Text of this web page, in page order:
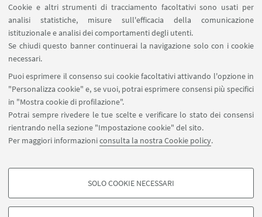
Cookie e altri strumenti di tracciamento facoltativi sono usati per
analisi statistiche, misure sull'efficacia della comunicazione
istituzionale e analisi dei comportamenti degli utenti.
Se chiudi questo banner continuerai la navigazione solo con i cookie
necessari.
Puoi esprimere il consenso sui cookie facoltativi attivando l'opzione in
"Personalizza cookie" e, se vuoi, potrai esprimere consensi più specifici
in "Mostra cookie di profilazione".
Potrai sempre rivedere le tue scelte e verificare lo stato dei consensi
rientrando nella sezione "Impostazione cookie" del sito.
Per maggiori informazioniconsulta la nostra Cookie policy.
COOKIE DI PROFILAZIONE - FACOLTATIVI
SOLO COOKIE NECESSARI
IN EVIDENZA
+39 051 2094053
spisa.direzionesegreteria@unibo.it